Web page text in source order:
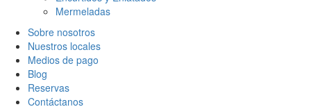
Mermeladas
Sobre nosotros
Nuestros locales
Medios de pago
Blog
Reservas
Contáctanos